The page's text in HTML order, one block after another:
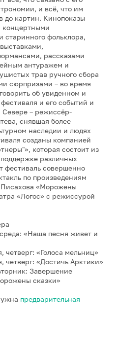
и всё, что им
до картин. Кинопоказы
старинного фольклора,
рассказами
антуражем и
трав ручного сбора
сюрпризами – во время
об увиденном и
и его событий и
Севере – режиссёр-
снявшая более
наследии и людях
созданы компанией
которая состоит из
различных
фестиваль совершенно
по произведениям
Писахова «Морожены
«Логос» с режиссурой
«Наша песня живет и
четверг: «Голоса мельниц»
четверг: «Достичь Арктики»
Завершение
сказки»
предварительная